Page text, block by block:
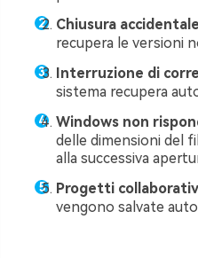
Chiusura
recupera le versioni
Interruzione di
sistema recupera
Windows non
delle dimensioni del
alla successiva
Progetti
vengono salvate